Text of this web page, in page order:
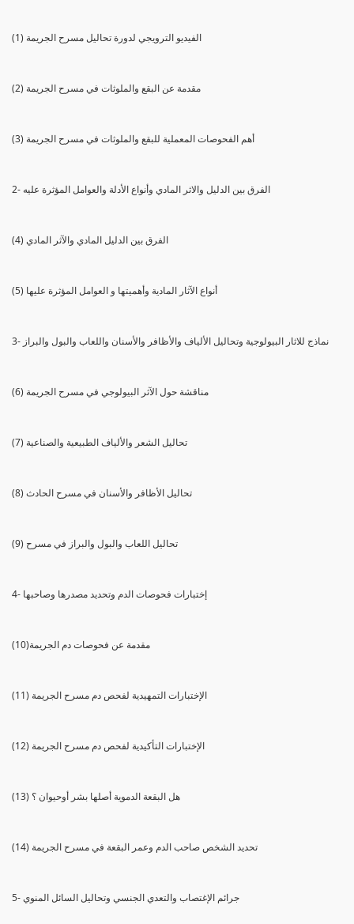
(1) الفيديو الترويجي لدورة تحاليل مسرح الجريمة
(2) مقدمة عن البقع والملوثات في مسرح الجريمة
(3) أهم الفحوصات المعملية للبقع والملوثات في مسرح الجريمة
2- الفرق بين الدليل والاثر المادي وأنواع الأدلة والعوامل المؤثرة عليه
(4) الفرق بين الدليل المادي والآثر المادي
(5) أنواع الآثار المادية وأهميتها و العوامل المؤثرة عليها
3- نماذج للاثار البيولوجية وتحاليل الألياف والأظافر والأسنان واللعاب والبول والبراز
(6) مناقشة حول الآثر البيولوجي في مسرح الجريمة
(7) تحاليل الشعر والألياف الطبيعية والصناعية
(8) تحاليل الأظافر والأسنان في مسرح الحادث
(9) تحاليل اللعاب والبول والبراز في مسرح
4- إختبارات فحوصات الدم وتحديد مصدرها وصاحبها
(10)مقدمة عن فحوصات دم الجريمة
(11) الإختبارات التمهيدية لفحص دم مسرح الجريمة
(12) الإختبارات التأكيدية لفحص دم مسرح الجريمة
(13) هل البقعة الدموية أصلها بشر أوحيوان ؟
(14) تحديد الشخص صاحب الدم وعمر البقعة في مسرح الجريمة
5- جرائم الإغتصاب والتعدي الجنسي وتحاليل السائل المنوي